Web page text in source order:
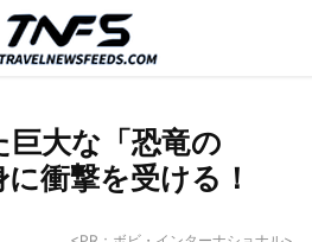
TIPS AND TRICKS
大な「恐竜の
衝撃を受ける！